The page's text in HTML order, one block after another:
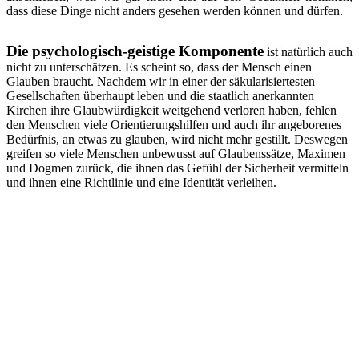
dass diese Dinge nicht anders gesehen werden können und dürfen.
Die psychologisch-geistige Komponente ist natürlich auch
nicht zu unterschätzen. Es scheint so, dass der Mensch einen
Glauben braucht. Nachdem wir in einer der säkularisiertesten
Gesellschaften überhaupt leben und die staatlich anerkannten
Kirchen ihre Glaubwürdigkeit weitgehend verloren haben, fehlen
den Menschen viele Orientierungshilfen und auch ihr angeborenes
Bedürfnis, an etwas zu glauben, wird nicht mehr gestillt. Deswegen
greifen so viele Menschen unbewusst auf Glaubenssätze, Maximen
und Dogmen zurück, die ihnen das Gefühl der Sicherheit vermitteln
und ihnen eine Richtlinie und eine Identität verleihen.